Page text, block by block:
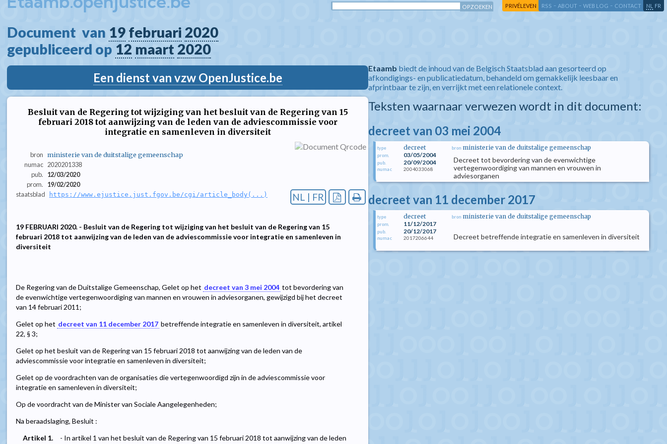
PRIVÉLEVEN RSS - ABOUT - WEB LOG - CONTACT NL FR
Document  van 19 februari 2020
gepubliceerd op 12 maart 2020
Een dienst van vzw OpenJustice.be
Besluit van de Regering tot wijziging van het besluit van de Regering van 15
februari 2018 tot aanwijzing van de leden van de adviescommissie voor
integratie en samenleven in diversiteit
bron ministerie van de duitstalige gemeenschap
numac 2020201338
pub.
12/03/2020
prom.
19/02/2020
staatsblad
https://www.ejustice.just.fgov.be/cgi/article_body(...) NL | FR
19 FEBRUARI 2020. - Besluit van de Regering tot wijziging van het besluit van de Regering van 15
februari 2018 tot aanwijzing van de leden van de adviescommissie voor integratie en samenleven in
diversiteit
De Regering van de Duitstalige Gemeenschap, Gelet op het decreet van 3 mei 2004 tot bevordering van
de evenwichtige vertegenwoordiging van mannen en vrouwen in adviesorganen, gewijzigd bij het decreet
van 14 februari 2011;
Gelet op het decreet van 11 december 2017 betreffende integratie en samenleven in diversiteit, artikel
22, § 3;
Gelet op het besluit van de Regering van 15 februari 2018 tot aanwijzing van de leden van de
adviescommissie voor integratie en samenleven in diversiteit;
Gelet op de voordrachten van de organisaties die vertegenwoordigd zijn in de adviescommissie voor
integratie en samenleven in diversiteit;
Op de voordracht van de Minister van Sociale Aangelegenheden;
Na beraadslaging, Besluit :
Artikel 1.
- In artikel 1 van het besluit van de Regering van 15 februari 2018 tot aanwijzing van de leden
Etaamb biedt de inhoud van de Belgisch Staatsblad aan gesorteerd op
afkondigings- en publicatiedatum, behandeld om gemakkelijk leesbaar en
afprintbaar te zijn, en verrijkt met een relationele context.
Teksten waarnaar verwezen wordt in dit document:
decreet van 03 mei 2004
type decreet
prom. 03/05/2004
pub. 20/09/2004
numac 2004033068
bron ministerie van de duitstalige gemeenschap
Decreet tot bevordering van de evenwichtige
vertegenwoordiging van mannen en vrouwen in
adviesorganen
decreet van 11 december 2017
type decreet
prom. 11/12/2017
pub. 20/12/2017
numac 2017206644
bron ministerie van de duitstalige gemeenschap
Decreet betreffende integratie en samenleven in diversiteit